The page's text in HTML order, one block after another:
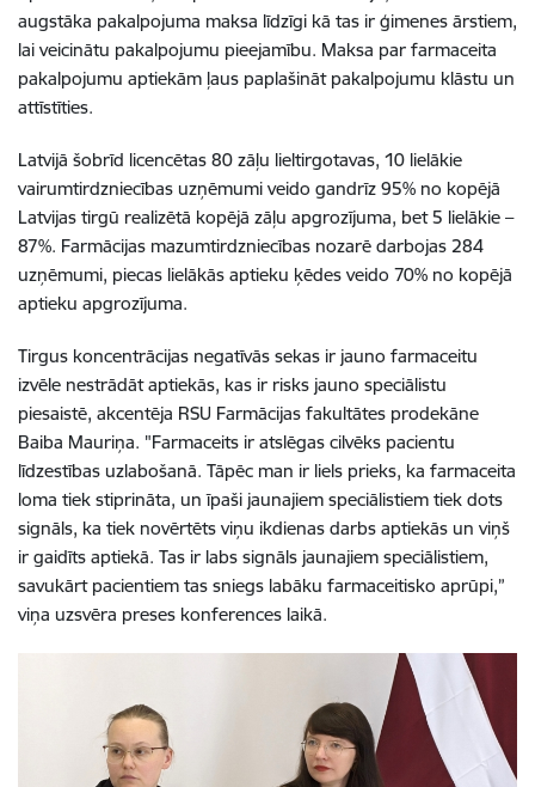
augstāka pakalpojuma maksa līdzīgi kā tas ir ģimenes ārstiem,
lai veicinātu pakalpojumu pieejamību. Maksa par farmaceita
pakalpojumu aptiekām ļaus paplašināt pakalpojumu klāstu un
attīstīties.
Latvijā šobrīd licencētas 80 zāļu lieltirgotavas, 10 lielākie
vairumtirdzniecības uzņēmumi veido gandrīz 95% no kopējā
Latvijas tirgū realizētā kopējā zāļu apgrozījuma, bet 5 lielākie –
87%. Farmācijas mazumtirdzniecības nozarē darbojas 284
uzņēmumi, piecas lielākās aptieku ķēdes veido 70% no kopējā
aptieku apgrozījuma.
Tirgus koncentrācijas negatīvās sekas ir jauno farmaceitu
izvēle nestrādāt aptiekās, kas ir risks jauno speciālistu
piesaistē, akcentēja RSU Farmācijas fakultātes prodekāne
Baiba Mauriņa. "Farmaceits ir atslēgas cilvēks pacientu
līdzestības uzlabošanā. Tāpēc man ir liels prieks, ka farmaceita
loma tiek stiprināta, un īpaši jaunajiem speciālistiem tiek dots
signāls, ka tiek novērtēts viņu ikdienas darbs aptiekās un viņš
ir gaidīts aptiekā. Tas ir labs signāls jaunajiem speciālistiem,
savukārt pacientiem tas sniegs labāku farmaceitisko aprūpi,”
viņa uzsvēra preses konferences laikā.